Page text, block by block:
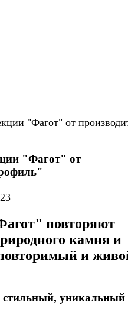
"Фагот" от
"Фагот" от
повторяют
камня и
и
стильный,